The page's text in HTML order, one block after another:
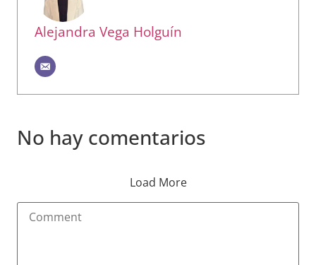
Alejandra Vega Holguín
No hay comentarios
Load More